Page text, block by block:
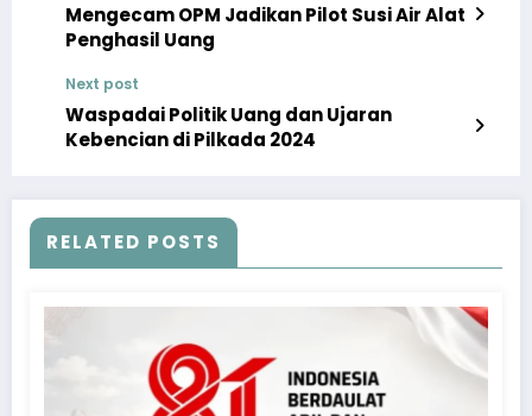
Mengecam OPM Jadikan Pilot Susi Air Alat
Penghasil Uang
Next post
Waspadai Politik Uang dan Ujaran
Kebencian di Pilkada 2024
RELATED POSTS